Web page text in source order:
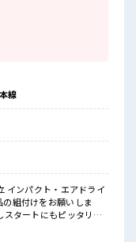
す！！
募できちゃう！
きる☆
ューも豊富★
線
ンパクト・エアドライ
組付けをお願いしま
完備！ 寮費は無料な